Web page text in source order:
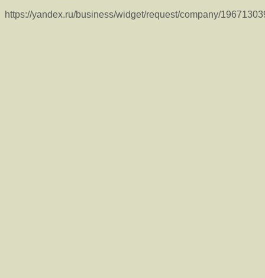
https://yandex.ru/business/widget/request/company/